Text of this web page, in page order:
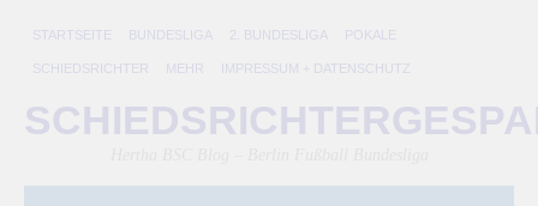
STARTSEITE BUNDESLIGA 2. BUNDESLIGA POKALE
SCHIEDSRICHTER MEHR IMPRESSUM + DATENSCHUTZ